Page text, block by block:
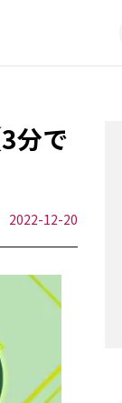
分で
2022-12-20